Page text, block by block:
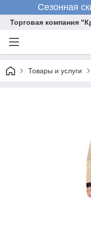
Сезонная
Торговая компания
Товары и услуги